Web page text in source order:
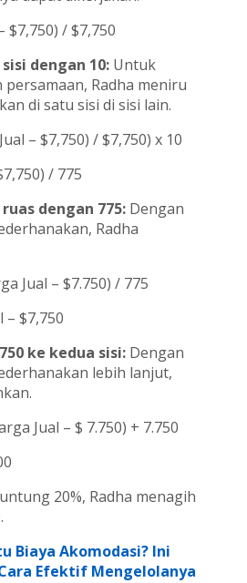
$7,750) / $7,750
dengan 10:Untuk
Radha meniru
di satu sisi di sisi lain.
– $7,750) / $7,750) x 10
/ 775
dengan 775:Dengan
Radha
Jual – $7.750) / 775
– $7,750
ke kedua sisi:Dengan
lebih lanjut,
Jual – $ 7.750) + 7.750
20%, Radha menagih
Biaya Akomodasi? Ini
Efektif Mengelolanya